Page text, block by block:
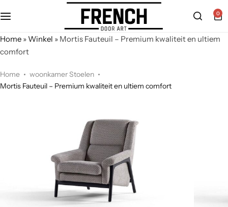
0
Home »Winkel » Mortis Fauteuil – Premium kwaliteit en ultiem
comfort
Home
woonkamer Stoelen
Mortis Fauteuil – Premium kwaliteit en ultiem comfort